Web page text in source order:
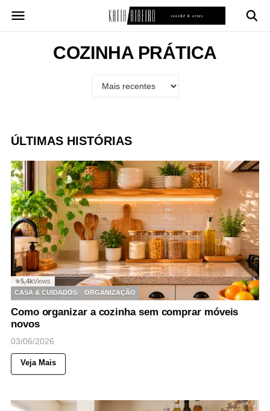
para
COZINHA PRÁTICA
ÚLTIMAS HISTÓRIAS
◉5,4kViews
CASA & CUIDADOS
ORGANIZAÇÃO
Como organizar a cozinha sem comprar móveis
novos
03/06/2026
Veja Mais